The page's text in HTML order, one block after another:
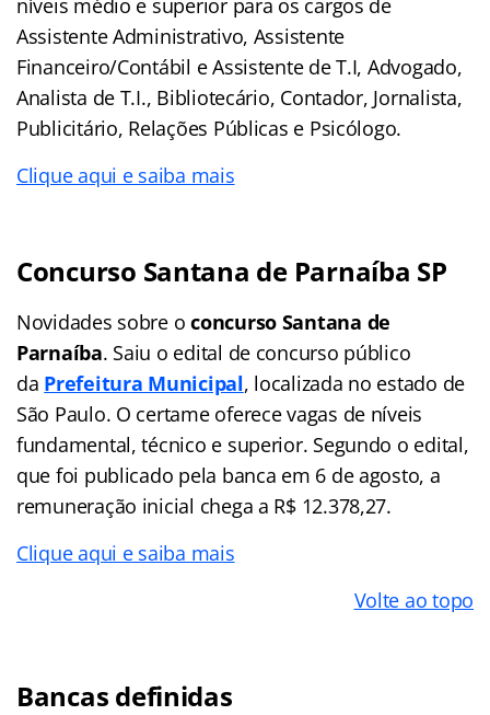
níveis médio e superior para os cargos de
Assistente Administrativo, Assistente
Financeiro/Contábil e Assistente de T.I, Advogado,
Analista de T.I., Bibliotecário, Contador, Jornalista,
Publicitário, Relações Públicas e Psicólogo.
Clique aqui e saiba mais
Concurso Santana de Parnaíba SP
Novidades sobre oconcurso Santana de
Parnaíba. Saiu o edital de concurso público
da Prefeitura Municipal, localizada no estado de
São Paulo. O certame oferece vagas de níveis
fundamental, técnico e superior. Segundo o edital,
que foi publicado pela banca em 6 de agosto, a
remuneração inicial chega a R$ 12.378,27.
Clique aqui e saiba mais
Volte ao topo
Bancas definidas